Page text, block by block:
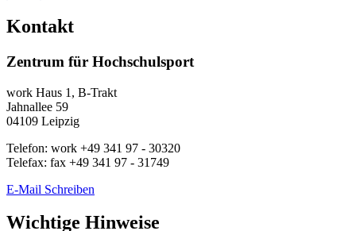
Kontakt
Zentrum für Hochschulsport
work Haus 1, B-Trakt
Jahnallee 59
04109 Leipzig
Telefon: work +49 341 97 - 30320
Telefax: fax +49 341 97 - 31749
E-Mail Schreiben
Wichtige Hinweise